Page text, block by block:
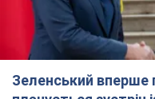
Зеленський вперше